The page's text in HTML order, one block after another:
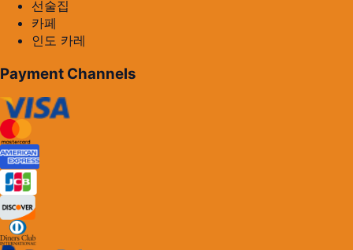
선술집
카페
인도 카레
Payment Channels